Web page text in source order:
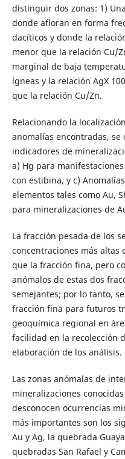
distinguir dos zonas: 1)
donde afloran en forma
dacíticos y donde la
menor que la relación Cu/
marginal de baja
ígneas y la relación AgX
que la relación Cu/Zn.
Relacionando la
anomalías encontradas, se
indicadores de
a) Hg para
con estibina, y c)
elementos tales como Au,
para mineralizaciones de
La fracción pesada de los
concentraciones más altas
que la fracción fina, pero
anómalos de estas dos
semejantes; por lo tanto,
fracción fina para futuros
geoquímica regional en
facilidad en la recolección
elaboración de los análisis.
Las zonas anómalas de
mineralizaciones
desconocen ocurrencias
más importantes son los
Au y Ag, la quebrada
quebradas San Rafael y